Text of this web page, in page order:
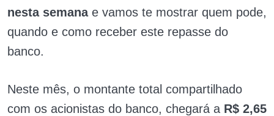
nesta semanae vamos te mostrar quem pode,
quando e como receber este repasse do
banco.
Neste mês, o montante total compartilhado
com os acionistas do banco, chegará a R$ 2,65